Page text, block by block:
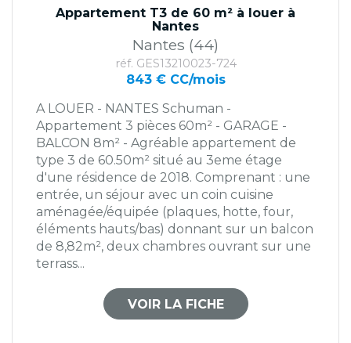
Appartement T3 de 60 m² à louer à
Nantes
Nantes (44)
réf. GES13210023-724
843 € CC/mois
A LOUER - NANTES Schuman -
Appartement 3 pièces 60m² - GARAGE -
BALCON 8m² - Agréable appartement de
type 3 de 60.50m² situé au 3eme étage
d'une résidence de 2018. Comprenant : une
entrée, un séjour avec un coin cuisine
aménagée/équipée (plaques, hotte, four,
éléments hauts/bas) donnant sur un balcon
de 8,82m², deux chambres ouvrant sur une
terrass...
VOIR LA FICHE